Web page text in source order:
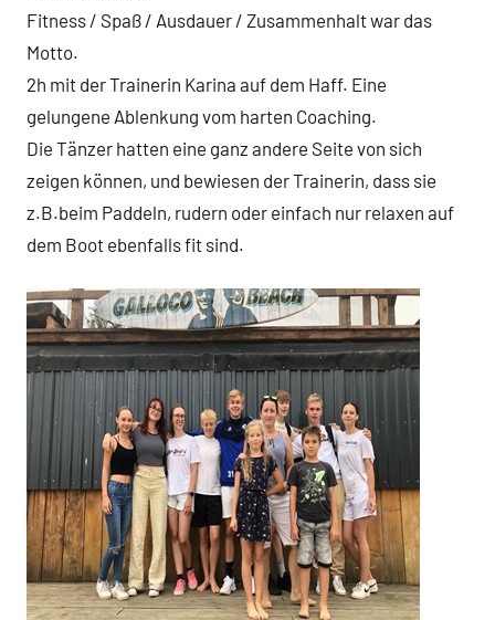
Fitness / Spaß / Ausdauer / Zusammenhalt war das
Motto.
2h mit der Trainerin Karina auf dem Haff. Eine
gelungene Ablenkung vom harten Coaching.
Die Tänzer hatten eine ganz andere Seite von sich
zeigen können, und bewiesen der Trainerin, dass sie
z.B.beim Paddeln, rudern oder einfach nur relaxen auf
dem Boot ebenfalls fit sind.